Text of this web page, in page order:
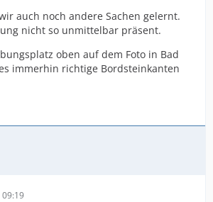
auch noch andere Sachen gelernt.
nicht so unmittelbar präsent.
oben auf dem Foto in Bad
immerhin richtige Bordsteinkanten